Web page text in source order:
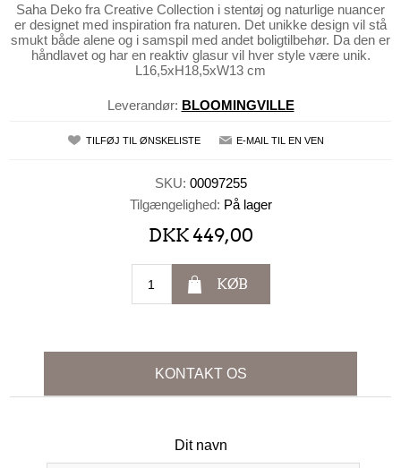
Saha Deko fra Creative Collection i stentøj og naturlige nuancer
er designet med inspiration fra naturen. Det unikke design vil stå
smukt både alene og i samspil med andet boligtilbehør. Da den er
håndlavet og har en reaktiv glasur vil hver style være unik.
L16,5xH18,5xW13 cm
Leverandør: BLOOMINGVILLE
TILFØJ TIL ØNSKELISTE E-MAIL TIL EN VEN
SKU: 00097255
Tilgængelighed: På lager
DKK 449,00
KØB
KONTAKT OS
Dit navn